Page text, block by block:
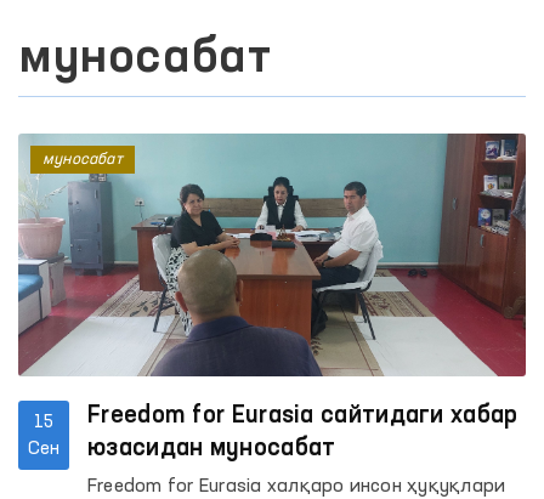
муносабат
15
Сен
Freedom for Eurasia сайтидаги хабар
юзасидан муносабат
Freedom for Eurasia халқаро инсон ҳуқуқлари
муносабат